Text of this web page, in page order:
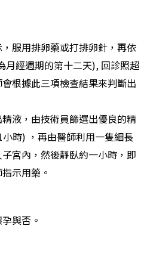
服用排卵藥或打排卵針，再依
月經週期的第十二天), 回診照超
根據此三項檢查結果來判斷出
液，由技術員篩選出優良的精
時) ，再由醫師利用一隻細長
宮內，然後靜臥約一小時，即
示用藥。
與否。